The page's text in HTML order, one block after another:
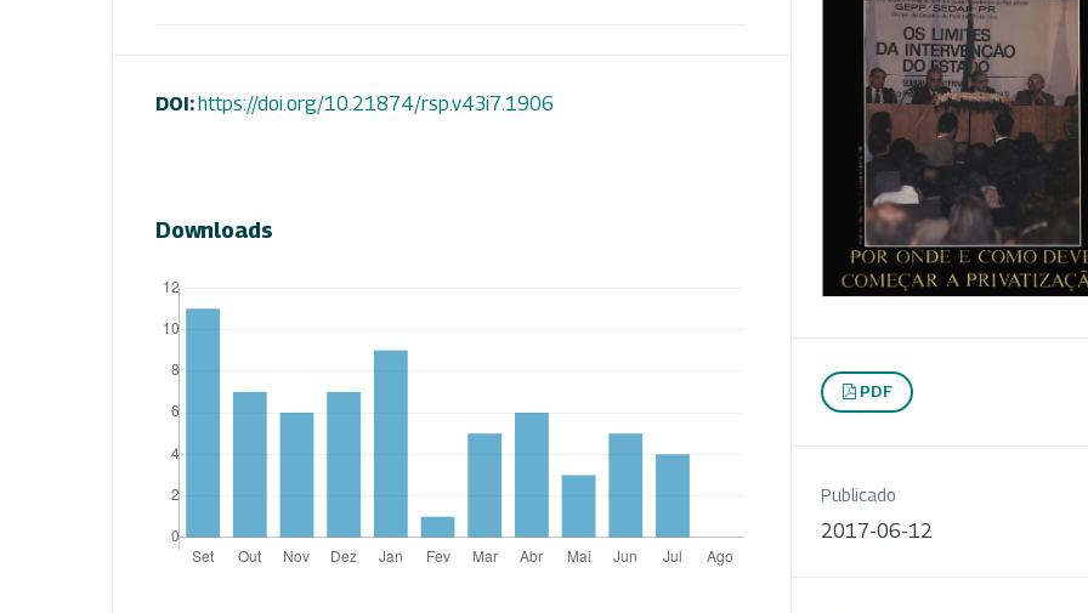
DOI:https://doi.org/10.21874/rsp.v43i7.1906
Downloads
PDF
Publicado
2017-06-12